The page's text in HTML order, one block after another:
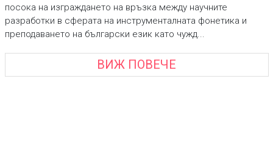
посока на изграждането на връзка между научните
разработки в сферата на инструменталната фонетика и
преподаването на български език като чужд...
ВИЖ ПОВЕЧЕ